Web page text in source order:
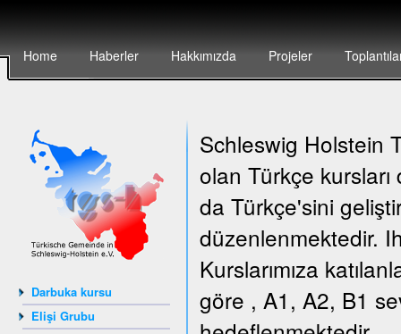
Home Haberler Hakkımızda Projeler
Darbuka kursu
Elişi Grubu
Schleswig Holstein
olan Türkçe
da Türkçe'sini
düzenlenmektedir.
Kurslarımıza
göre , A1, A2, B1